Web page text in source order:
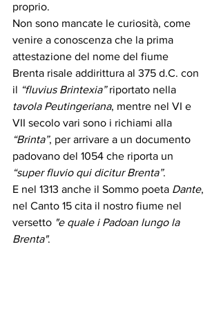
proprio.
Non sono mancate le curiosità, come
venire a conoscenza che la prima
attestazione del nome del fiume
Brenta risale addirittura al 375 d.C. con
il “fluvius Brintexia” riportato nella
tavola Peutingeriana, mentre nel VI e
VII secolo vari sono i richiami alla
“Brinta”, per arrivare a un documento
padovano del 1054 che riporta un
“super fluvio qui dicitur Brenta”.
E nel 1313 anche il Sommo poeta Dante,
nel Canto 15 cita il nostro fiume nel
versetto "e quale i Padoan lungo la
Brenta".